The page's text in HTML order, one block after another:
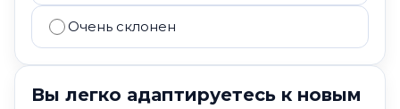
Очень склонен
Вы легко адаптируетесь к новым